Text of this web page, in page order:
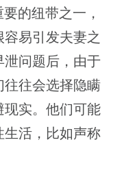
的纽带之一，
易引发夫妻之
泄问题后，由于
往会选择隐瞒
实。他们可能
活，比如声称